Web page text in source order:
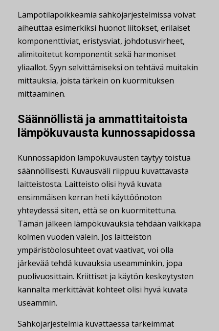
Lämpötilapoikkeamia sähköjärjestelmissä voivat
aiheuttaa esimerkiksi huonot liitokset, erilaiset
komponenttiviat, eristysviat, johdotusvirheet,
alimitoitetut komponentit sekä harmoniset
yliaallot. Syyn selvittämiseksi on tehtävä muitakin
mittauksia, joista tärkein on kuormituksen
mittaaminen.
Säännöllistä ja ammattitaitoista
lämpökuvausta kunnossapidossa
Kunnossapidon lämpökuvausten täytyy toistua
säännöllisesti. Kuvausväli riippuu kuvattavasta
laitteistosta. Laitteisto olisi hyvä kuvata
ensimmäisen kerran heti käyttöönoton
yhteydessä siten, että se on kuormitettuna.
Tämän jälkeen lämpökuvauksia tehdään vaikkapa
kolmen vuoden välein. Jos laitteiston
ympäristöolosuhteet ovat vaativat, voi olla
järkevää tehdä kuvauksia useamminkin, jopa
puolivuosittain. Kriittiset ja käytön keskeytysten
kannalta merkittävät kohteet olisi hyvä kuvata
useammin.
Sähköjärjestelmiä kuvattaessa tärkeimmät